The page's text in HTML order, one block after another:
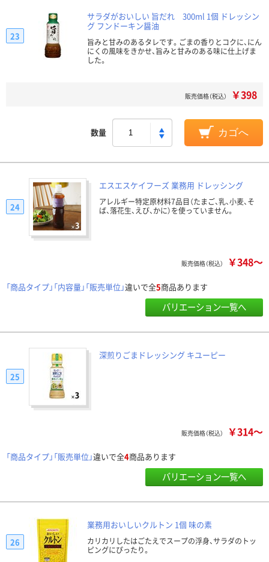
サラダがおいしい 旨だれ 300ml 1個 ドレッシン
グ フンドーキン醤油
旨みと甘みのあるタレです。ごまの香りとコクに、にん
にくの風味をきかせ、旨みと甘みのある味に仕上げま
した。
23
販売価格（税込） ￥398
数量 カゴへ
エスエスケイフーズ 業務用 ドレッシング
アレルギー特定原材料7品目（たまご、乳、小麦、そ
ば、落花生、えび、かに）を使っていません。
24
販売価格（税込） ￥348～
「商品タイプ」「内容量」「販売単位」違いで全5商品あります
バリエーション一覧へ
深煎りごまドレッシング キユーピー
25
販売価格（税込） ￥314～
「商品タイプ」「販売単位」違いで全4商品あります
バリエーション一覧へ
業務用おいしいクルトン 1個 味の素
カリカリしたはごたえでスープの浮身、サラダのトッ
ピングにぴったり。
26